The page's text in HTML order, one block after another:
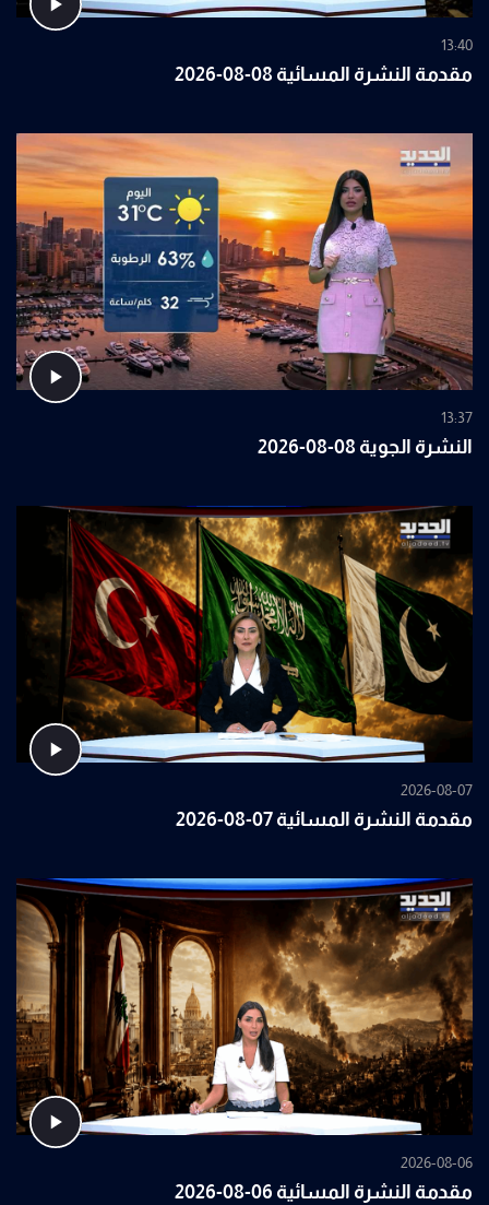
13:40
مقدمة النشرة المسائية 08-08-2026
13:37
النشرة الجوية 08-08-2026
2026-08-07
مقدمة النشرة المسائية 07-08-2026
2026-08-06
مقدمة النشرة المسائية 06-08-2026